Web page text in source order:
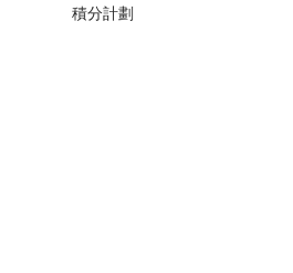
​積分計劃